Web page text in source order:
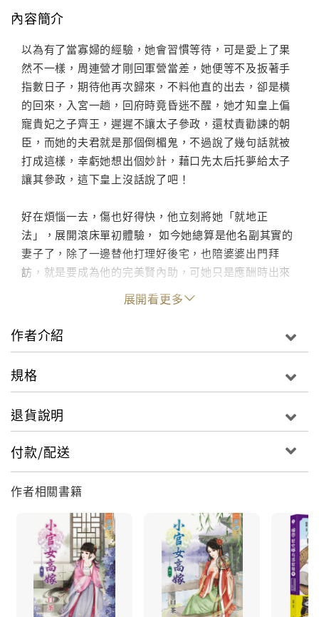
內容簡介
以為有了當寡婦的經驗，她會習慣等待，可是愛上了果
然不一樣，周連營才剛回軍營當差，她便等不及扳著手
指數日子，期待他再次歸來，不料他直的出去，卻是橫
的回來，入宮一趟，回府時竟昏迷不醒，她才知皇上偏
寵貴妃之子齊王，遲遲不讓太子參政，還杖責勸諫的朝
臣，而她的夫君就是那個倒楣鬼，不過說了幾句話就被
打成這樣，幸虧她想出個妙計，藉口先太后托夢給太子
讓其參政，這下皇上沒話說了吧！
好在煩惱一去，傷也好得快，他立刻將她「就地正
法」，展開滾床單初體驗， 如今她總算是他名副其實的
妻子了，除了一邊替他打理好後宅，也陪婆婆出門拜
訪，就是要成為他的完美賢內助，可她只是應酬時出來
透口氣，竟聽到齊王妃大不敬的言論，唯恐惹來殺身之
禍， 她靈機一動，半倒在湖邊裝暈，雖然被齊王妃發
現，還好僥倖逃過一劫， 誰知為了提高愛子齊王的聲
望，令齊王帶兵剿匪，周連營也得隨軍出征， 唉，這下
喜呢！
展開看更多
作者介紹
規格
退貨說明
付款/配送
作者相關書籍